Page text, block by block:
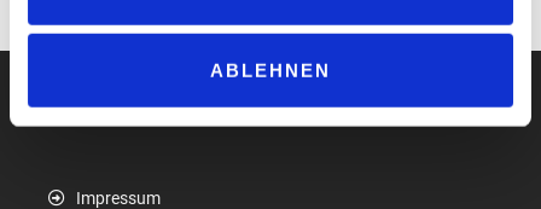
ABLEHNEN
Impressum